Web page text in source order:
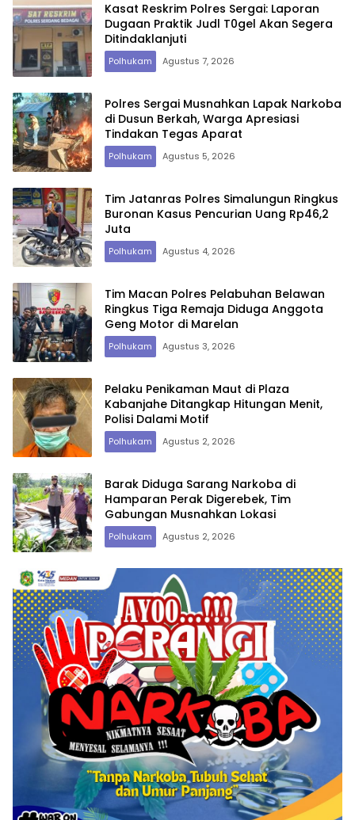
Kasat Reskrim Polres Sergai: Laporan
Dugaan Praktik Judl T0gel Akan Segera
Ditindaklanjuti
Polhukam Agustus 7, 2026
Polres Sergai Musnahkan Lapak Narkoba
di Dusun Berkah, Warga Apresiasi
Tindakan Tegas Aparat
Polhukam Agustus 5, 2026
Tim Jatanras Polres Simalungun Ringkus
Buronan Kasus Pencurian Uang Rp46,2
Juta
Polhukam Agustus 4, 2026
Tim Macan Polres Pelabuhan Belawan
Ringkus Tiga Remaja Diduga Anggota
Geng Motor di Marelan
Polhukam Agustus 3, 2026
Pelaku Penikaman Maut di Plaza
Kabanjahe Ditangkap Hitungan Menit,
Polisi Dalami Motif
Polhukam Agustus 2, 2026
Barak Diduga Sarang Narkoba di
Hamparan Perak Digerebek, Tim
Gabungan Musnahkan Lokasi
Polhukam Agustus 2, 2026